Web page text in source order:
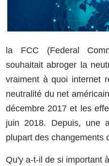
la FCC (Federal
souhaitait abroger la
vraiment à quoi internet
neutralité du net
décembre 2017 et les
juin 2018. Depuis, une
plupart des changements
Qu'y a-t-il de si important